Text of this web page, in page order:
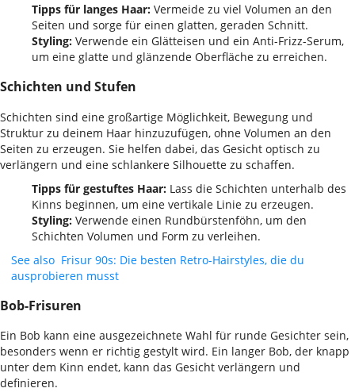
Tipps für langes Haar: Vermeide zu viel Volumen an den
Seiten und sorge für einen glatten, geraden Schnitt.
Styling: Verwende ein Glätteisen und ein Anti-Frizz-Serum,
um eine glatte und glänzende Oberfläche zu erreichen.
Schichten und Stufen
Schichten sind eine großartige Möglichkeit, Bewegung und
Struktur zu deinem Haar hinzuzufügen, ohne Volumen an den
Seiten zu erzeugen. Sie helfen dabei, das Gesicht optisch zu
verlängern und eine schlankere Silhouette zu schaffen.
Tipps für gestuftes Haar: Lass die Schichten unterhalb des
Kinns beginnen, um eine vertikale Linie zu erzeugen.
Styling: Verwende einen Rundbürstenföhn, um den
Schichten Volumen und Form zu verleihen.
See also Frisur 90s: Die besten Retro-Hairstyles, die du
ausprobieren musst
Bob-Frisuren
Ein Bob kann eine ausgezeichnete Wahl für runde Gesichter sein,
besonders wenn er richtig gestylt wird. Ein langer Bob, der knapp
unter dem Kinn endet, kann das Gesicht verlängern und
definieren.